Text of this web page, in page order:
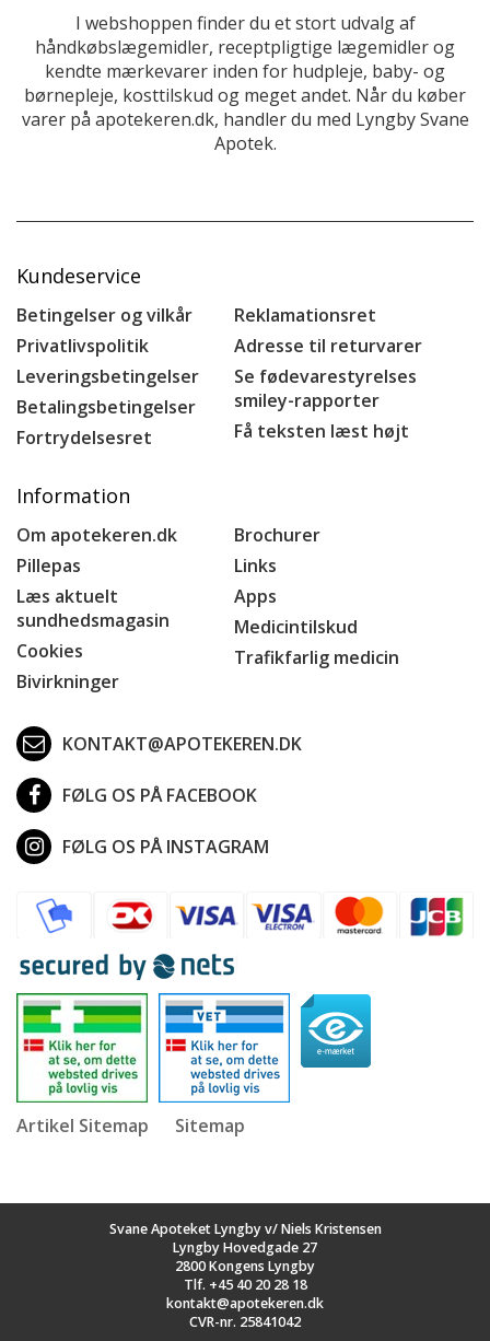
I webshoppen finder du et stort udvalg af
håndkøbslægemidler, receptpligtige lægemidler og
kendte mærkevarer inden for hudpleje, baby- og
børnepleje, kosttilskud og meget andet. Når du køber
varer på apotekeren.dk, handler du med Lyngby Svane
Apotek.
Kundeservice
Betingelser og vilkår
Privatlivspolitik
Leveringsbetingelser
Betalingsbetingelser
Fortrydelsesret
Reklamationsret
Adresse til returvarer
Se fødevarestyrelses
smiley-rapporter
Få teksten læst højt
Information
Om apotekeren.dk
Pillepas
Læs aktuelt
sundhedsmagasin
Cookies
Bivirkninger
Brochurer
Links
Apps
Medicintilskud
Trafikfarlig medicin
KONTAKT@APOTEKEREN.DK
FØLG OS PÅ FACEBOOK
FØLG OS PÅ INSTAGRAM
Artikel Sitemap Sitemap
Svane Apoteket Lyngby v/ Niels Kristensen
Lyngby Hovedgade 27
2800 Kongens Lyngby
Tlf. +45 40 20 28 18
kontakt@apotekeren.dk
CVR-nr. 25841042